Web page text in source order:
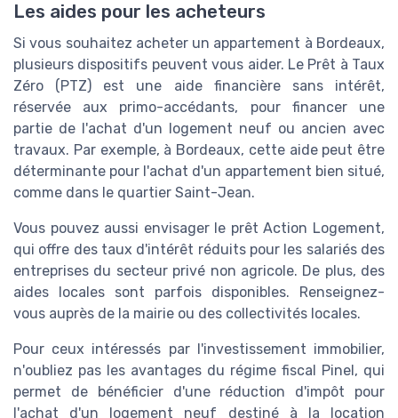
Les aides pour les acheteurs
Si vous souhaitez acheter un appartement à Bordeaux,
plusieurs dispositifs peuvent vous aider. Le Prêt à Taux
Zéro (PTZ) est une aide financière sans intérêt,
réservée aux primo-accédants, pour financer une
partie de l'achat d'un logement neuf ou ancien avec
travaux. Par exemple, à Bordeaux, cette aide peut être
déterminante pour l'achat d'un appartement bien situé,
comme dans le quartier Saint-Jean.
Vous pouvez aussi envisager le prêt Action Logement,
qui offre des taux d'intérêt réduits pour les salariés des
entreprises du secteur privé non agricole. De plus, des
aides locales sont parfois disponibles. Renseignez-
vous auprès de la mairie ou des collectivités locales.
Pour ceux intéressés par l'investissement immobilier,
n'oubliez pas les avantages du régime fiscal Pinel, qui
permet de bénéficier d'une réduction d'impôt pour
l'achat d'un logement neuf destiné à la location